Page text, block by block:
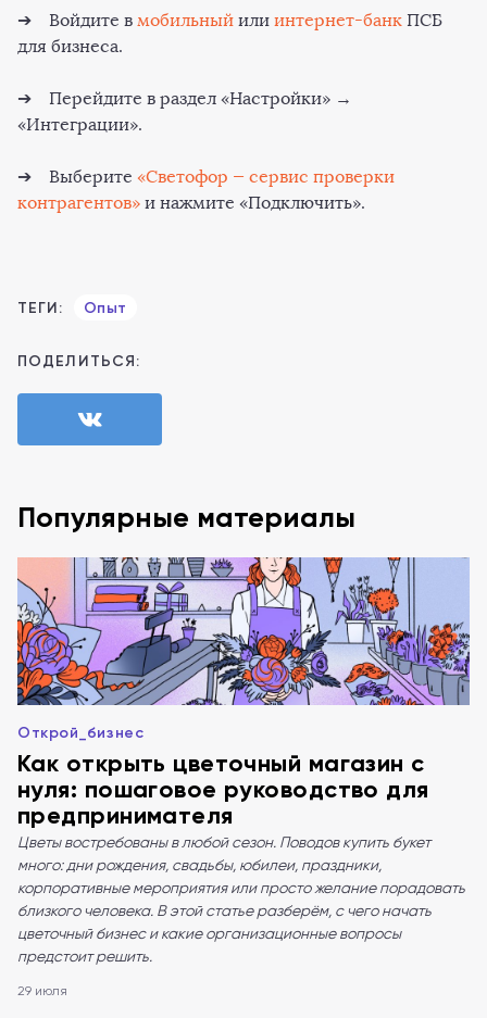
➔ Войдите в мобильный или интернет-банк ПСБ
для бизнеса.
➔ Перейдите в раздел «Настройки» →
«Интеграции».
➔ Выберите «Светофор — сервис проверки
контрагентов» и нажмите «Подключить».
ТЕГИ: Опыт
ПОДЕЛИТЬСЯ:
Популярные материалы
Открой_бизнес
Как открыть цветочный магазин с
нуля: пошаговое руководство для
предпринимателя
Цветы востребованы в любой сезон. Поводов купить букет
много: дни рождения, свадьбы, юбилеи, праздники,
корпоративные мероприятия или просто желание порадовать
близкого человека. В этой статье разберём, с чего начать
цветочный бизнес и какие организационные вопросы
предстоит решить.
29 июля